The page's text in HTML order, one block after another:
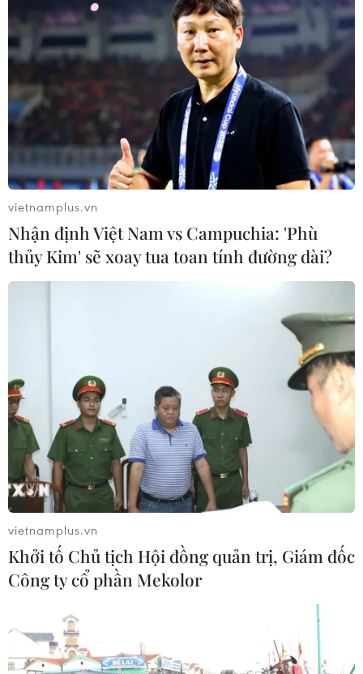
vietnamplus.vn
Nhận định Việt Nam vs Campuchia: 'Phù
thủy Kim' sẽ xoay tua toan tính đường dài?
vietnamplus.vn
Khởi tố Chủ tịch Hội đồng quản trị, Giám đốc
Công ty cổ phần Mekolor